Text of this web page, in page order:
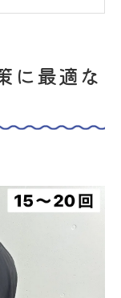
のコツとは
に効く理由
導の魅力と
痛予防に効
に最適な